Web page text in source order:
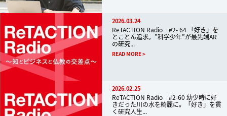
2026.03.24
ReTACTION Radio #2- 64 「好き」を
とことん追求。”科学少年”が最先端AR
の研究...
READ MORE
2026.02.25
ReTACTION Radio #2-60 幼少時に好
きだった川の水を綺麗に。「好き」を貫
く研究人生...